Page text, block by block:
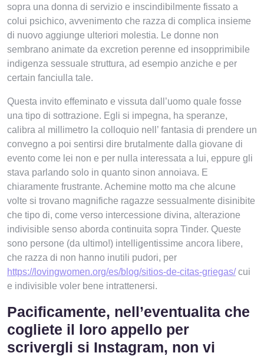
sopra una donna di servizio e inscindibilmente fissato a
colui psichico, avvenimento che razza di complica insieme
di nuovo aggiunge ulteriori molestia. Le donne non
sembrano animate da excretion perenne ed insopprimibile
indigenza sessuale struttura, ad esempio anziche e per
certain fanciulla tale.
Questa invito effeminato e vissuta dall’uomo quale fosse
una tipo di sottrazione. Egli si impegna, ha speranze,
calibra al millimetro la colloquio nell’ fantasia di prendere un
convegno a poi sentirsi dire brutalmente dalla giovane di
evento come lei non e per nulla interessata a lui, eppure gli
stava parlando solo in quanto sinon annoiava. E
chiaramente frustrante. Achemine motto ma che alcune
volte si trovano magnifiche ragazze sessualmente disinibite
che tipo di, come verso intercessione divina, alterazione
indivisible senso aborda continuita sopra Tinder. Queste
sono persone (da ultimo!) intelligentissime ancora libere,
che razza di non hanno inutili pudori, per
https://lovingwomen.org/es/blog/sitios-de-citas-griegas/cui
e indivisible voler bene intrattenersi.
Pacificamente, nell’eventualita che
cogliete il loro appello per
scrivergli si Instagram, non vi